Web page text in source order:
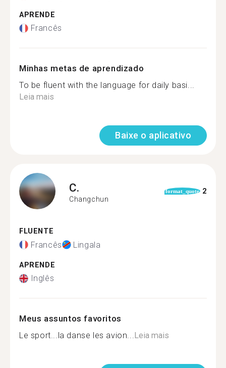
APRENDE
Francês
Minhas metas de aprendizado
To be fluent with the language for daily basi...
Leia mais
Baixe o aplicativo
C.
Changchun
format_quote 2
FLUENTE
Francês Lingala
APRENDE
Inglês
Meus assuntos favoritos
Le sport...la danse les avion...Leia mais